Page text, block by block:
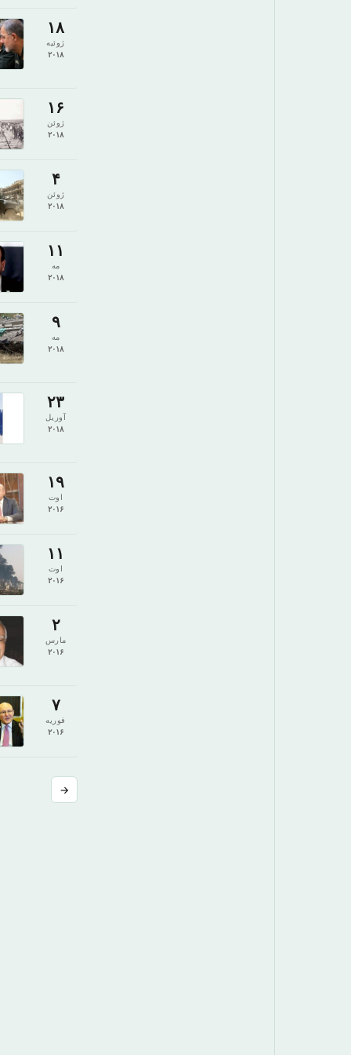
۱۸
ژوئیه
۲۰۱۸
۱۶
ژوئن
۲۰۱۸
۴
ژوئن
۲۰۱۸
۱۱
مه
۲۰۱۸
۹
مه
۲۰۱۸
۲۳
آوریل
۲۰۱۸
۱۹
اوت
۲۰۱۶
۱۱
اوت
۲۰۱۶
۲
مارس
۲۰۱۶
۷
فوریه
۲۰۱۶
→